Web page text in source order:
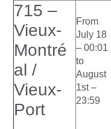
715 –
Vieux-
Montré
al /
Vieux-
Port
From
July 18
– 00:01
to
August
1st –
23:59